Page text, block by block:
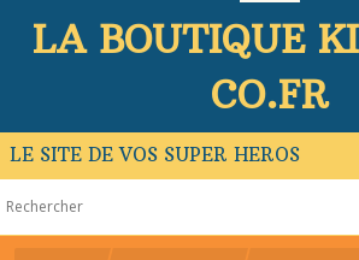
LA BOUTIQUE
CO.FR
LE SITE DE VOS SUPER HEROS